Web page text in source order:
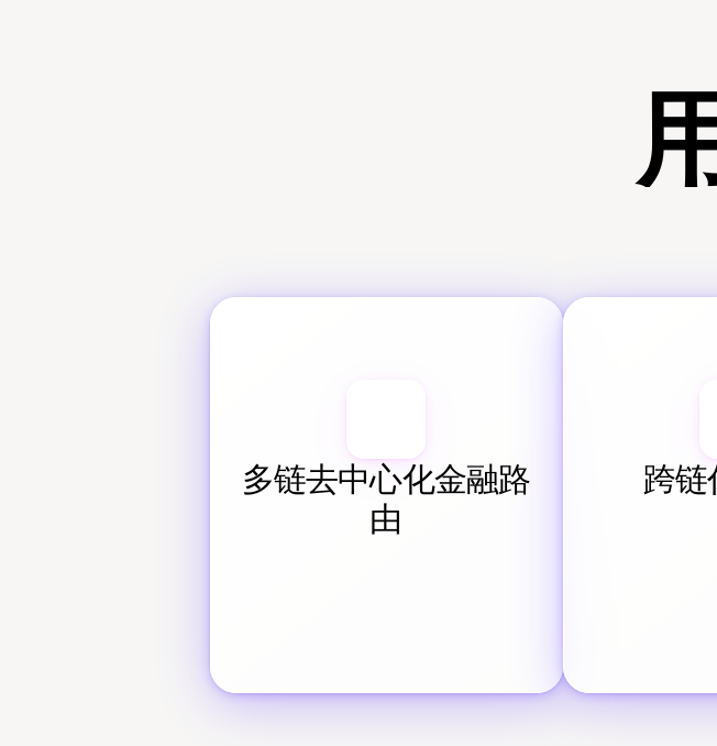
多链去中心化金融路
由
跨链